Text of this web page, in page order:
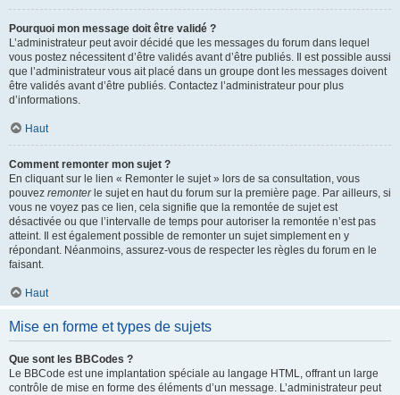
Pourquoi mon message doit être validé ?
L’administrateur peut avoir décidé que les messages du forum dans lequel
vous postez nécessitent d’être validés avant d’être publiés. Il est possible aussi
que l’administrateur vous ait placé dans un groupe dont les messages doivent
être validés avant d’être publiés. Contactez l’administrateur pour plus
d’informations.
Haut
Comment remonter mon sujet ?
En cliquant sur le lien « Remonter le sujet » lors de sa consultation, vous
pouvez remonterle sujet en haut du forum sur la première page. Par ailleurs, si
vous ne voyez pas ce lien, cela signifie que la remontée de sujet est
désactivée ou que l’intervalle de temps pour autoriser la remontée n’est pas
atteint. Il est également possible de remonter un sujet simplement en y
répondant. Néanmoins, assurez-vous de respecter les règles du forum en le
faisant.
Haut
Mise en forme et types de sujets
Que sont les BBCodes ?
Le BBCode est une implantation spéciale au langage HTML, offrant un large
contrôle de mise en forme des éléments d’un message. L’administrateur peut